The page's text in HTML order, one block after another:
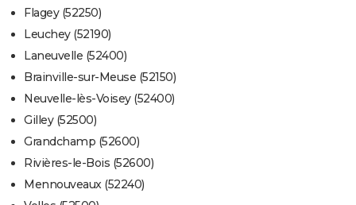
Flagey (52250)
Leuchey (52190)
Laneuvelle (52400)
Brainville-sur-Meuse (52150)
Neuvelle-lès-Voisey (52400)
Gilley (52500)
Grandchamp (52600)
Rivières-le-Bois (52600)
Mennouveaux (52240)